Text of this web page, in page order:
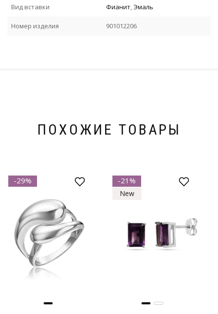
Вид вставки Фианит, Эмаль
Номер изделия 901012206
ПОХОЖИЕ ТОВАРЫ
-29%
New
-21%